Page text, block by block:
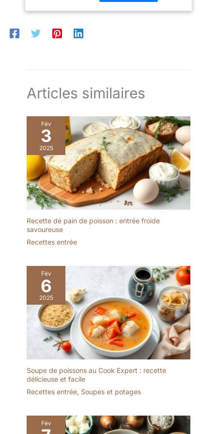
désagréable que le palais
et les dents L'ustensile
décorera joliment vos
tables de fête ou peut-
être un cadeau inhabituel
Dimensions : 14 x 2,7
cm.
Articles similaires
Fév
3
2025
Recette de pain de poisson : entrée froide
savoureuse
Recettes entrée
Fév
6
2025
Soupe de poissons au Cook Expert : recette
délicieuse et facile
Recettes entrée, Soupes et potages
Fév